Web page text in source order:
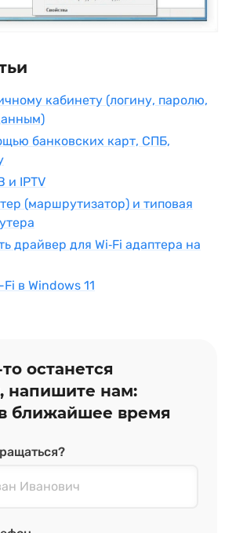
кабинету (логину, паролю,
банковских карт, СПБ,
и IPTV
(маршрутизатор) и типовая
драйвер для Wi‑Fi адаптера на
в Windows 11
останется
напишите нам:
ближайшее время